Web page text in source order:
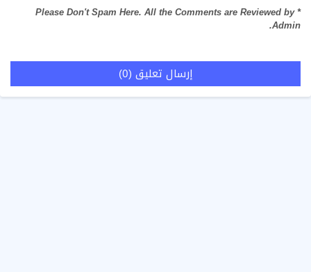
* Please Don't Spam Here. All the Comments are Reviewed by
Admin.
إرسال تعليق (0)